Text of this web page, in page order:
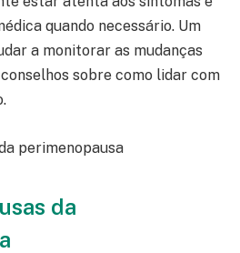
quando necessário. Um
a monitorar as mudanças
sobre como lidar com
da